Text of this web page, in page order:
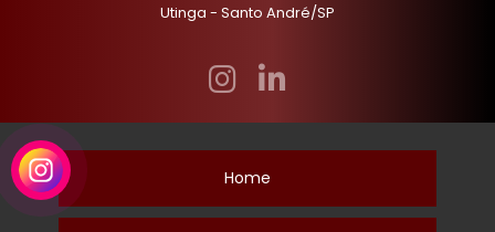
Utinga - Santo André/SP
Home